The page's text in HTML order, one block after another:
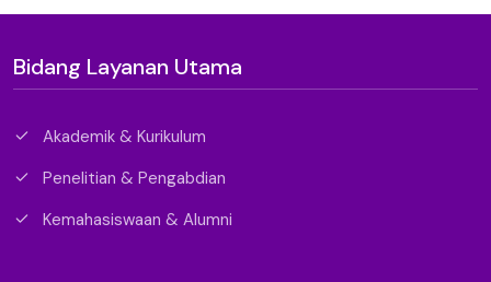
Bidang Layanan Utama
Akademik & Kurikulum
Penelitian & Pengabdian
Kemahasiswaan & Alumni